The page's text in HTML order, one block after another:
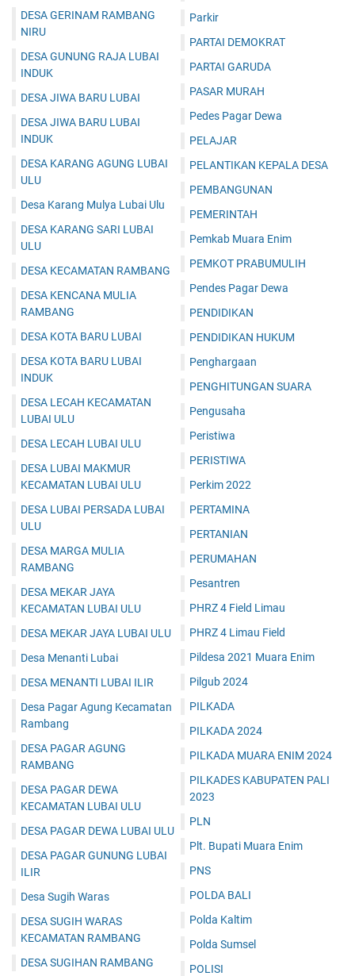
DESA GERINAM RAMBANG
NIRU
DESA GUNUNG RAJA LUBAI
INDUK
DESA JIWA BARU LUBAI
DESA JIWA BARU LUBAI
INDUK
DESA KARANG AGUNG LUBAI
ULU
Desa Karang Mulya Lubai Ulu
DESA KARANG SARI LUBAI
ULU
DESA KECAMATAN RAMBANG
DESA KENCANA MULIA
RAMBANG
DESA KOTA BARU LUBAI
DESA KOTA BARU LUBAI
INDUK
DESA LECAH KECAMATAN
LUBAI ULU
DESA LECAH LUBAI ULU
DESA LUBAI MAKMUR
KECAMATAN LUBAI ULU
DESA LUBAI PERSADA LUBAI
ULU
DESA MARGA MULIA
RAMBANG
DESA MEKAR JAYA
KECAMATAN LUBAI ULU
DESA MEKAR JAYA LUBAI ULU
Desa Menanti Lubai
DESA MENANTI LUBAI ILIR
Desa Pagar Agung Kecamatan
Rambang
DESA PAGAR AGUNG
RAMBANG
DESA PAGAR DEWA
KECAMATAN LUBAI ULU
DESA PAGAR DEWA LUBAI ULU
DESA PAGAR GUNUNG LUBAI
ILIR
Desa Sugih Waras
DESA SUGIH WARAS
KECAMATAN RAMBANG
DESA SUGIHAN RAMBANG
Parkir
PARTAI DEMOKRAT
PARTAI GARUDA
PASAR MURAH
Pedes Pagar Dewa
PELAJAR
PELANTIKAN KEPALA DESA
PEMBANGUNAN
PEMERINTAH
Pemkab Muara Enim
PEMKOT PRABUMULIH
Pendes Pagar Dewa
PENDIDIKAN
PENDIDIKAN HUKUM
Penghargaan
PENGHITUNGAN SUARA
Pengusaha
Peristiwa
PERISTIWA
Perkim 2022
PERTAMINA
PERTANIAN
PERUMAHAN
Pesantren
PHRZ 4 Field Limau
PHRZ 4 Limau Field
Pildesa 2021 Muara Enim
Pilgub 2024
PILKADA
PILKADA 2024
PILKADA MUARA ENIM 2024
PILKADES KABUPATEN PALI
2023
PLN
Plt. Bupati Muara Enim
PNS
POLDA BALI
Polda Kaltim
Polda Sumsel
POLISI